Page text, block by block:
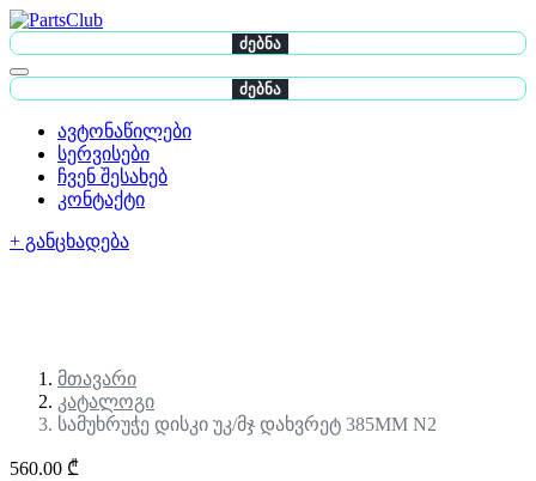
ძებნა
ძებნა
ავტონაწილები
სერვისები
ჩვენ შესახებ
კონტაქტი
+ განცხადება
მთავარი
კატალოგი
სამუხრუჭე დისკი უკ/მჯ დახვრეტ 385MM N2
560.00 ₾